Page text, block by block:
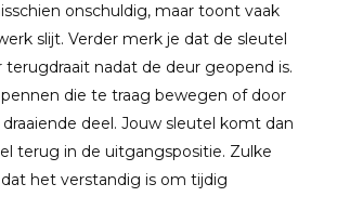
onschuldig, maar toont vaak
slijt. Verder merk je dat de sleutel
terugdraait nadat de deur geopend is.
die te traag bewegen of door
deel. Jouw sleutel komt dan
terug in de uitgangspositie. Zulke
het verstandig is om tijdig